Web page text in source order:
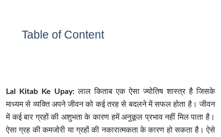
Table of Content
Lal Kitab Ke Upay: लाल किताब एक ऐसा ज्योतिष शास्त्र है जिसके
माध्यम से व्यक्ति अपने जीवन को कई तरह से बदलने में सफल होता है। जीवन
में कई बार ग्रहों की अशुभता के कारण हमें अनुकूल प्रभाव नहीं मिल पाता है।
ऐसा ग्रह की कमजोरी या ग्रहों की नकारात्मकता के कारण हो सकता है। ऐसे